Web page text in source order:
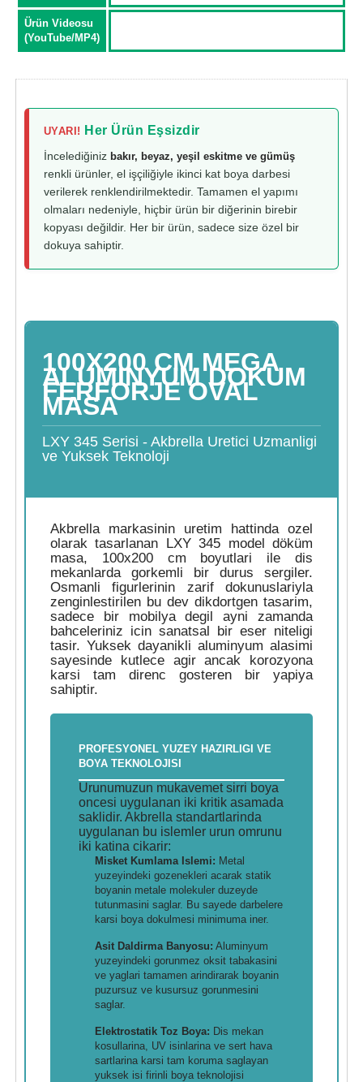
Ürün Videosu
(YouTube/MP4)
UYARI! Her Ürün Eşsizdir
İncelediğiniz bakır, beyaz, yeşil eskitme ve gümüş
renkli ürünler, el işçiliğiyle ikinci kat boya darbesi
verilerek renklendirilmektedir. Tamamen el yapımı
olmaları nedeniyle, hiçbir ürün bir diğerinin birebir
kopyası değildir. Her bir ürün, sadece size özel bir
dokuya sahiptir.
100X200 CM MEGA
ALUMINYUM DOKUM
FERFORJE OVAL
MASA
LXY 345 Serisi - Akbrella Uretici Uzmanligi
ve Yuksek Teknoloji
Akbrella markasinin uretim hattinda ozel
olarak tasarlanan LXY 345 model döküm
masa, 100x200 cm boyutlari ile dis
mekanlarda gorkemli bir durus sergiler.
Osmanli figurlerinin zarif dokunuslariyla
zenginlestirilen bu dev dikdortgen tasarim,
sadece bir mobilya degil ayni zamanda
bahceleriniz icin sanatsal bir eser niteligi
tasir. Yuksek dayanikli aluminyum alasimi
sayesinde kutlece agir ancak korozyona
karsi tam direnc gosteren bir yapiya
sahiptir.
PROFESYONEL YUZEY HAZIRLIGI VE
BOYA TEKNOLOJISI
Urunumuzun mukavemet sirri boya
oncesi uygulanan iki kritik asamada
saklidir. Akbrella standartlarinda
uygulanan bu islemler urun omrunu
iki katina cikarir:
Misket Kumlama Islemi: Metal
yuzeyindeki gozenekleri acarak statik
boyanin metale molekuler duzeyde
tutunmasini saglar. Bu sayede darbelere
karsi boya dokulmesi minimuma iner.
Asit Daldirma Banyosu: Aluminyum
yuzeyindeki gorunmez oksit tabakasini
ve yaglari tamamen arindirarak boyanin
puzursuz ve kusursuz gorunmesini
saglar.
Elektrostatik Toz Boya: Dis mekan
kosullarina, UV isinlarina ve sert hava
sartlarina karsi tam koruma saglayan
yuksek isi firinli boya teknolojisi